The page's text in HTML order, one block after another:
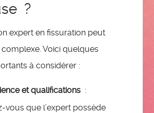
?
expert en fissuration peut
Voici quelques
à considérer :
et qualifications :
vous que l’expert possède